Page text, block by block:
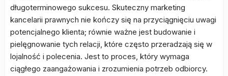
długoterminowego sukcesu. Skuteczny marketing
kancelarii prawnych nie kończy się na przyciągnięciu uwagi
potencjalnego klienta; równie ważne jest budowanie i
pielęgnowanie tych relacji, które często przeradzają się w
lojalność i polecenia. Jest to proces, który wymaga
ciągłego zaangażowania i zrozumienia potrzeb odbiorcy.